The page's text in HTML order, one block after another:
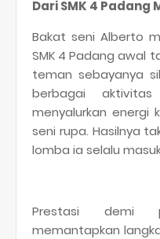
Dari SMK 4 Padang
Bakat seni Alberto
SMK 4 Padang awal
teman sebayanya
berbagai
menyalurkan energi
seni rupa. Hasilnya
lomba ia selalu
Prestasi demi
memantapkan